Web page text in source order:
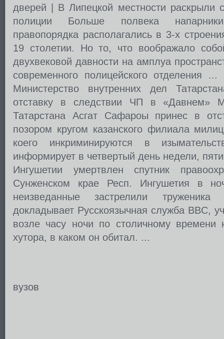
дверей | В Липецкой местности раскрыли
полиции Больше полвека
правопорядка располагались в 3-х
19 столетии. Но то, что воображало
двухвековой давности на амплуа
современного полицейского отделения
Министерство внутренних дел
отставку в следствии ЧП в «Давнем»
Татарстана Асгат Сафароы принес в
позором кругом казанского филиала
коего инкриминируются в
информирует в четвертый день недели,
Ингушетии умертвлен спутник
Сунженском крае Респ. Ингушетия в
неизведанные застрелили труженика
докладывает Русскоязычная служба BBC,
возле часу ночи по столичному
хутора, в каком он обитал. ...
вузов